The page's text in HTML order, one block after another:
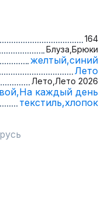
164
Блуза, Брюки
желтый,синий
Лето
Лето, Лето 2026
На каждый день
текстиль,хлопок